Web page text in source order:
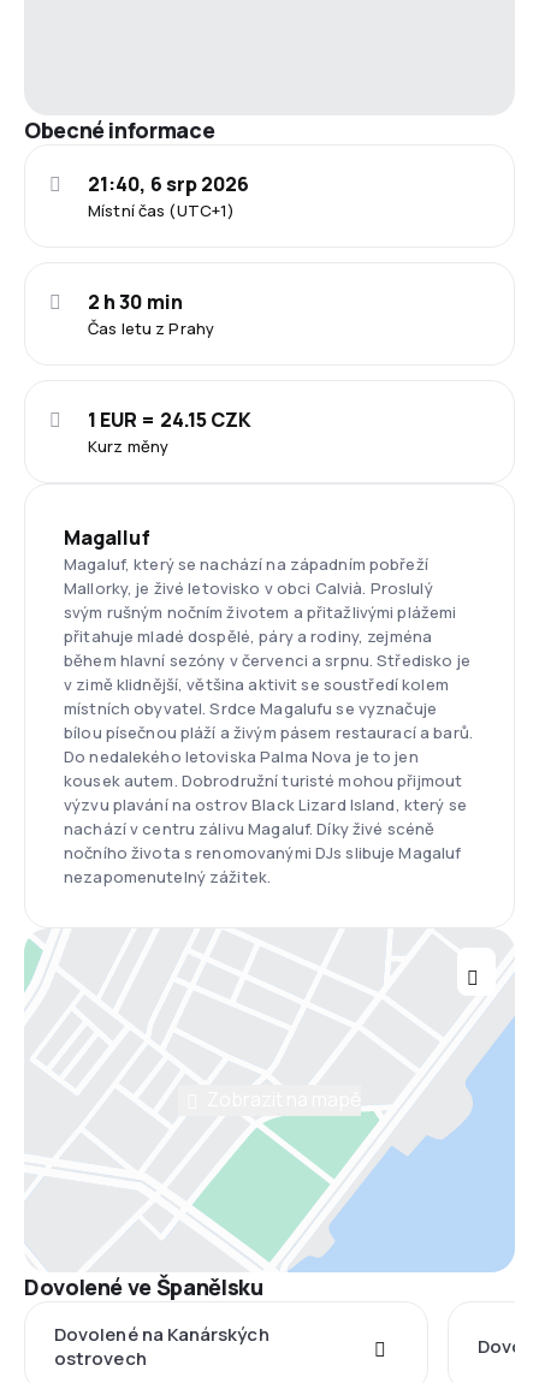
Obecné informace
Místní čas (UTC+1)
21:40, 6 srp 2026
Čas letu z Prahy
2 h 30 min
Kurz měny
1 EUR = 24.15 CZK
Magalluf
Magaluf, který se nachází na západním pobřeží
Mallorky, je živé letovisko v obci Calvià. Proslulý
svým rušným nočním životem a přitažlivými plážemi
přitahuje mladé dospělé, páry a rodiny, zejména
během hlavní sezóny v červenci a srpnu. Středisko je
v zimě klidnější, většina aktivit se soustředí kolem
místních obyvatel. Srdce Magalufu se vyznačuje
bílou písečnou pláží a živým pásem restaurací a barů.
Do nedalekého letoviska Palma Nova je to jen
kousek autem. Dobrodružní turisté mohou přijmout
výzvu plavání na ostrov Black Lizard Island, který se
nachází v centru zálivu Magaluf. Díky živé scéně
nočního života s renomovanými DJs slibuje Magaluf
nezapomenutelný zážitek.
Dovolené ve Španělsku
Dovolené na Kanárských
ostrovech